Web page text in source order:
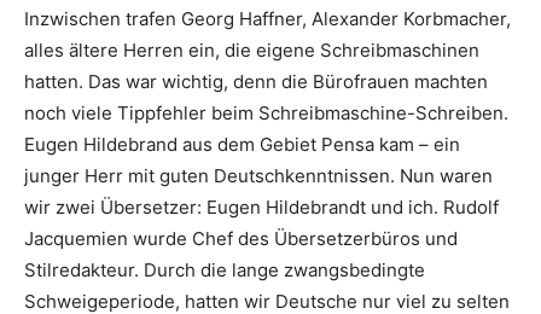
Inzwischen trafen Georg Haffner, Alexander Korbmacher,
alles ältere Herren ein, die eigene Schreibmaschinen
hatten. Das war wichtig, denn die Bürofrauen machten
noch viele Tippfehler beim Schreibmaschine-Schreiben.
Eugen Hildebrand aus dem Gebiet Pensa kam – ein
junger Herr mit guten Deutschkenntnissen. Nun waren
wir zwei Übersetzer: Eugen Hildebrandt und ich. Rudolf
Jacquemien wurde Chef des Übersetzerbüros und
Stilredakteur. Durch die lange zwangsbedingte
Schweigeperiode, hatten wir Deutsche nur viel zu selten